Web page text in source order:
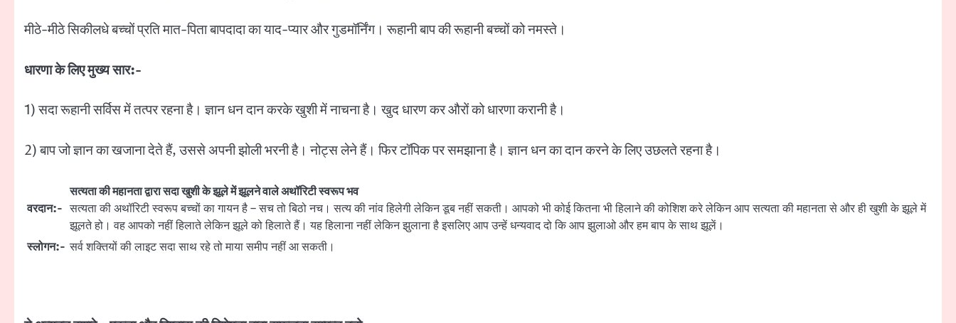
मीठे-मीठे सिकीलधे बच्चों प्रति मात-पिता बापदादा का याद-प्यार और गुडमॉर्निंग। रूहानी बाप की रूहानी बच्चों को नमस्ते।
धारणा के लिए मुख्य सार:-
1) सदा रूहानी सर्विस में तत्पर रहना है। ज्ञान धन दान करके खुशी में नाचना है। खुद धारण कर औरों को धारणा करानी है।
2) बाप जो ज्ञान का खजाना देते हैं, उससे अपनी झोली भरनी है। नोट्स लेने हैं। फिर टॉपिक पर समझाना है। ज्ञान धन का दान करने के लिए उछलते रहना है।
वरदान:-
सत्यता की महानता द्वारा सदा खुशी के झूले में झूलने वाले अथॉरिटी स्वरूप भव
सत्यता की अथॉरिटी स्वरूप बच्चों का गायन है – सच तो बिठो नच। सत्य की नांव हिलेगी लेकिन डूब नहीं सकती। आपको भी कोई कितना भी हिलाने की कोशिश करे लेकिन आप सत्यता की महानता से और ही खुशी के झूले में
झूलते हो। वह आपको नहीं हिलाते लेकिन झूले को हिलाते हैं। यह हिलाना नहीं लेकिन झुलाना है इसलिए आप उन्हें धन्यवाद दो कि आप झुलाओ और हम बाप के साथ झूलें।
स्लोगन:- सर्व शक्तियों की लाइट सदा साथ रहे तो माया समीप नहीं आ सकती।